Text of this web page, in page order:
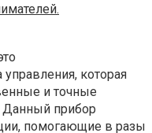
которая
и точные
Данный прибор
помогающие в разы